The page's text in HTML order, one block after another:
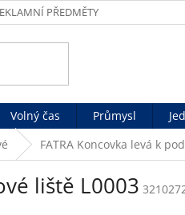
PŘEDMĚTY
Volný čas Průmysl
FATRA Koncovka levá k
liště L0003